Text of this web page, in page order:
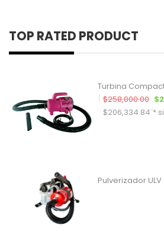
TOP RATED PRODUCT
Turbina
$258,000.00 El
$
$206,334.84¨*
Pulverizador ULV